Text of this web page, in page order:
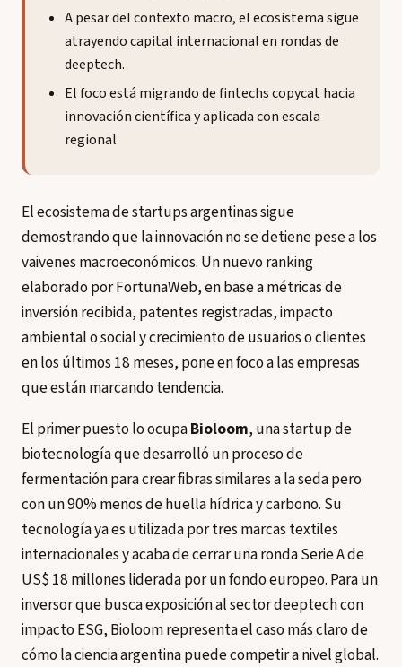
A pesar del contexto macro, el ecosistema sigue
atrayendo capital internacional en rondas de
deeptech.
El foco está migrando de fintechs copycat hacia
innovación científica y aplicada con escala
regional.
El ecosistema de startups argentinas sigue
demostrando que la innovación no se detiene pese a los
vaivenes macroeconómicos. Un nuevo ranking
elaborado por FortunaWeb, en base a métricas de
inversión recibida, patentes registradas, impacto
ambiental o social y crecimiento de usuarios o clientes
en los últimos 18 meses, pone en foco a las empresas
que están marcando tendencia.
El primer puesto lo ocupaBioloom, una startup de
biotecnología que desarrolló un proceso de
fermentación para crear fibras similares a la seda pero
con un 90% menos de huella hídrica y carbono. Su
tecnología ya es utilizada por tres marcas textiles
internacionales y acaba de cerrar una ronda Serie A de
US$ 18 millones liderada por un fondo europeo. Para un
inversor que busca exposición al sector deeptech con
impacto ESG, Bioloom representa el caso más claro de
cómo la ciencia argentina puede competir a nivel global.